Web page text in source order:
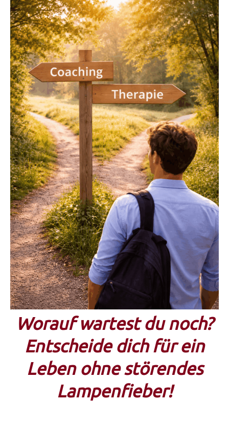
Worauf wartest du noch?
Entscheide dich für ein
Leben ohne störendes
Lampenfieber!